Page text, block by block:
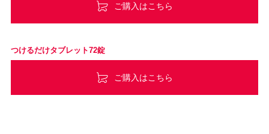
ご購入はこちら
つけるだけタブレット72錠
ご購入はこちら